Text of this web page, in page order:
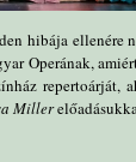
hibája ellenére
Operának,
repertoárját,
Miller